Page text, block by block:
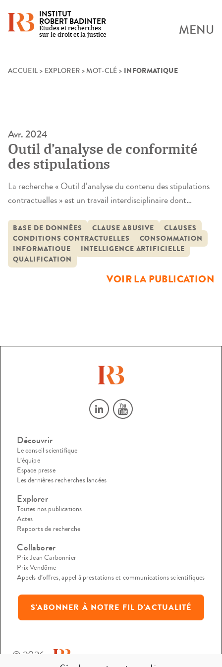
Skip
INSTITUT
ROBERT BADINTER
Études et recherches
sur le droit et la justice
MENU
ACCUEIL > EXPLORER >MOT-CLÉ > INFORMATIQUE
Avr. 2024
Outil d’analyse de conformité
des stipulations
La recherche « Outil d’analyse du contenu des stipulations
contractuelles » est un travail interdisciplinaire dont
capable à la fois de relever des conditions contractuelles
générales sur les sites Web et d’analyser leurs stipulations en
vue d’initier une alerte lorsque celles-ci ne se trouvent pas
en conformité avec […]
BASE DE DONNÉES CLAUSE ABUSIVE
CLAUSES
CONDITIONS CONTRACTUELLES
CONSOMMATION
INFORMATIQUE
INTELLIGENCE ARTIFICIELLE
QUALIFICATION
VOIR LA PUBLICATION
Découvrir
Le conseil scientifique
L’équipe
Espace presse
Les dernières recherches lancées
Explorer
Toutes nos publications
Actes
Rapports de recherche
Collaborer
Prix Jean Carbonnier
Prix Vendôme
Appels d’offres, appel à prestations et communications scientifiques
S'ABONNER À NOTRE FIL D'ACTUALITÉ
© 2026